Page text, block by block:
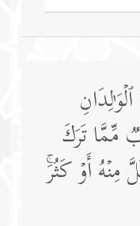
ٰ⁠لِدَانِ
مِّمَّا تَرَكَ
مِنۡهُ أَوۡ كَثُرَۚ